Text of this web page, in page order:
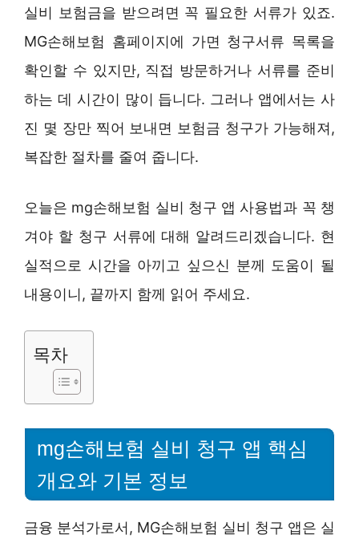
실비 보험금을 받으려면 꼭 필요한 서류가 있죠.
MG손해보험 홈페이지에 가면 청구서류 목록을
확인할 수 있지만, 직접 방문하거나 서류를 준비
하는 데 시간이 많이 듭니다. 그러나 앱에서는 사
진 몇 장만 찍어 보내면 보험금 청구가 가능해져,
복잡한 절차를 줄여 줍니다.
오늘은 mg손해보험 실비 청구 앱 사용법과 꼭 챙
겨야 할 청구 서류에 대해 알려드리겠습니다. 현
실적으로 시간을 아끼고 싶으신 분께 도움이 될
내용이니, 끝까지 함께 읽어 주세요.
목차
mg손해보험 실비 청구 앱 핵심
개요와 기본 정보
금융 분석가로서, MG손해보험 실비 청구 앱은 실